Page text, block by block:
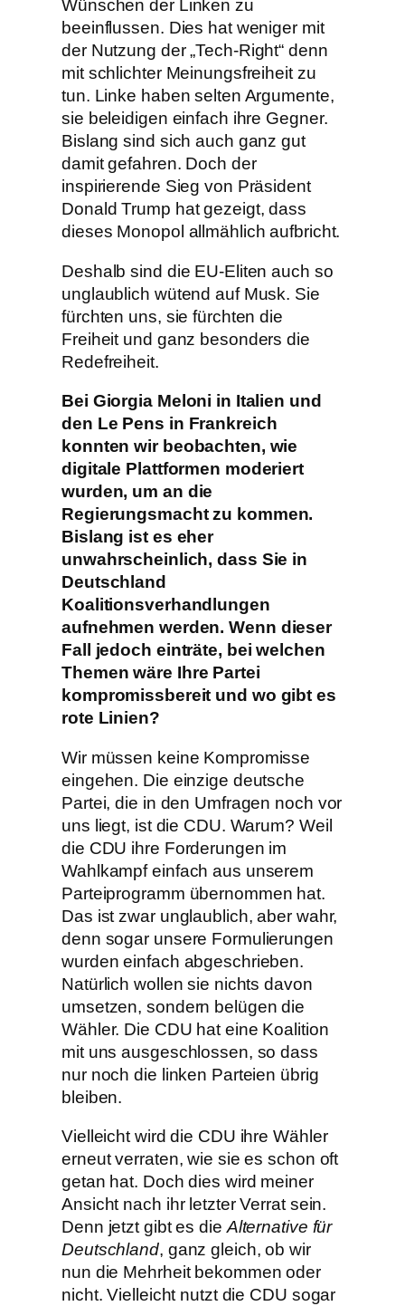
Wünschen der Linken zu
beeinflussen. Dies hat weniger mit
der Nutzung der „Tech-Right“ denn
mit schlichter Meinungsfreiheit zu
tun. Linke haben selten Argumente,
sie beleidigen einfach ihre Gegner.
Bislang sind sich auch ganz gut
damit gefahren. Doch der
inspirierende Sieg von Präsident
Donald Trump hat gezeigt, dass
dieses Monopol allmählich aufbricht.
Deshalb sind die EU-Eliten auch so
unglaublich wütend auf Musk. Sie
fürchten uns, sie fürchten die
Freiheit und ganz besonders die
Redefreiheit.
Bei Giorgia Meloni in Italien und
den Le Pens in Frankreich
konnten wir beobachten, wie
digitale Plattformen moderiert
wurden, um an die
Regierungsmacht zu kommen.
Bislang ist es eher
unwahrscheinlich, dass Sie in
Deutschland
Koalitionsverhandlungen
aufnehmen werden. Wenn dieser
Fall jedoch einträte, bei welchen
Themen wäre Ihre Partei
kompromissbereit und wo gibt es
rote Linien?
Wir müssen keine Kompromisse
eingehen. Die einzige deutsche
Partei, die in den Umfragen noch vor
uns liegt, ist die CDU. Warum? Weil
die CDU ihre Forderungen im
Wahlkampf einfach aus unserem
Parteiprogramm übernommen hat.
Das ist zwar unglaublich, aber wahr,
denn sogar unsere Formulierungen
wurden einfach abgeschrieben.
Natürlich wollen sie nichts davon
umsetzen, sondern belügen die
Wähler. Die CDU hat eine Koalition
mit uns ausgeschlossen, so dass
nur noch die linken Parteien übrig
bleiben.
Vielleicht wird die CDU ihre Wähler
erneut verraten, wie sie es schon oft
getan hat. Doch dies wird meiner
Ansicht nach ihr letzter Verrat sein.
Denn jetzt gibt es die Alternative für
Deutschland, ganz gleich, ob wir
nun die Mehrheit bekommen oder
nicht. Vielleicht nutzt die CDU sogar